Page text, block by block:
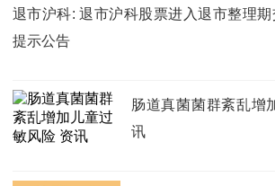
退市沪科: 退市沪科股票进入退市整理
提示公告
肠道真菌菌群紊乱增
讯